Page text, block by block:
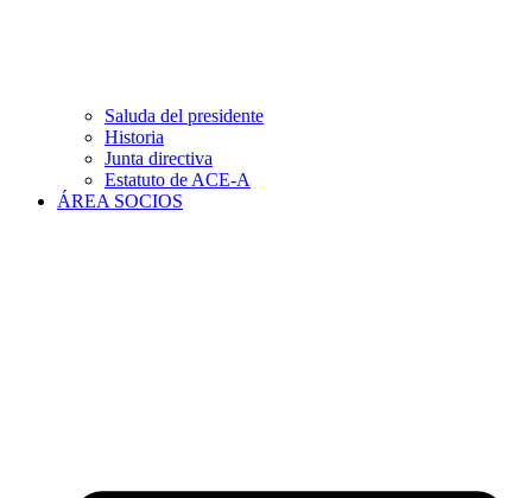
Saluda del presidente
Historia
Junta directiva
Estatuto de ACE-A
ÁREA SOCIOS